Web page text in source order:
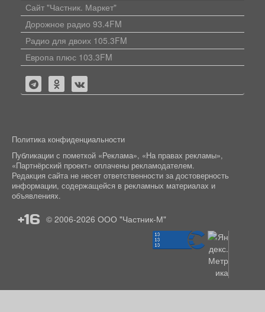
Сайт "Частник. Маркет"
Дорожное радио 93.4FM
Радио для двоих 105.3FM
Европа плюс 103.3FM
Политика конфиденциальности
Публикации с пометкой «Реклама», «На правах рекламы»,
«Партнёрский проект» оплачены рекламодателем.
Редакция сайта не несет ответственности за достоверность
информации, содержащейся в рекламных материалах и
объявлениях.
+16 © 2006-2026 ООО "Частник-М"